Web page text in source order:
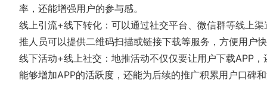
率，还能增强用户的参与感。
线上引流+线下转化：可以通过社交平台、微信群等线上
推人员可以提供二维码扫描或链接下载等服务，方便用户
线下活动+线上社交：地推活动不仅仅要让用户下载APP
能够增加APP的活跃度，还能为后续的推广积累用户口碑